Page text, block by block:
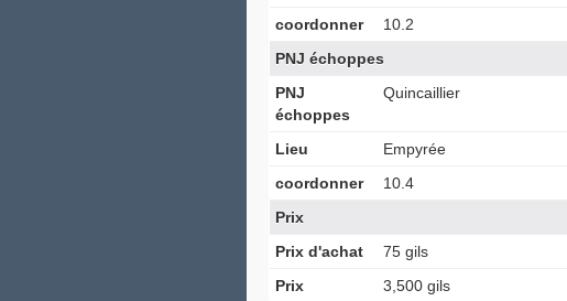
coordonner
10.2
PNJ échoppes
PNJ
échoppes
Quincaillier
Lieu
Empyrée
coordonner
10.4
Prix
Prix d'achat
75 gils
Prix
3,500 gils